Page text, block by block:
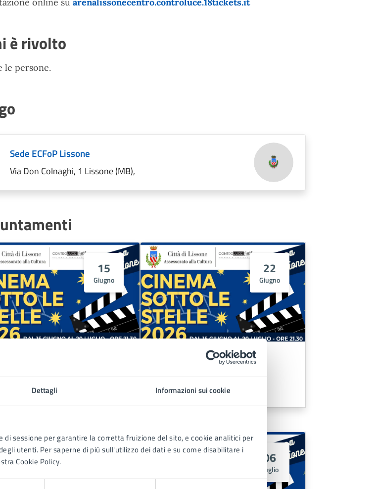
Dettagli Informazioni sui cookie
di sessione per garantire la corretta fruizione del sito, e cookie analitici per
utenti. Per saperne di più sull'utilizzo dei dati e su come disabilitare i
Cookie Policy.
online su arenalissonecentro.controluce.18tickets.it
è rivolto
le persone.
Sede ECFoP Lissone
Via Don Colnaghi, 1 Lissone (MB),
15
Giugno
22
Giugno
Film 'Le città di pianura'
LEGGI DI PIÙ
29 06
Luglio